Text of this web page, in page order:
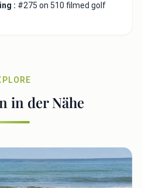
: #275 on 510 filmed golf
in der Nähe